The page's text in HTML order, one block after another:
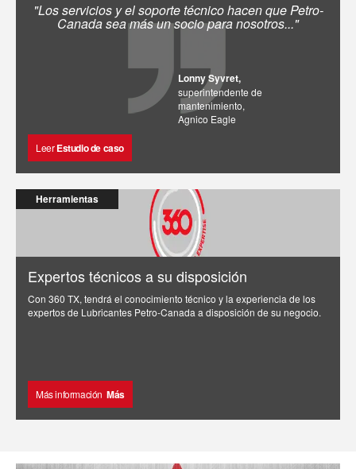
"Los servicios y el soporte técnico hacen que Petro-
Canada sea más un socio para nosotros..."
Lonny Syvret,
superintendente de
mantenimiento,
Agnico Eagle
Leer Estudio de caso
Herramientas
Expertos técnicos a su disposición
Con 360 TX, tendrá el conocimiento técnico y la experiencia de los
expertos de Lubricantes Petro-Canada a disposición de su negocio.
Más información Más